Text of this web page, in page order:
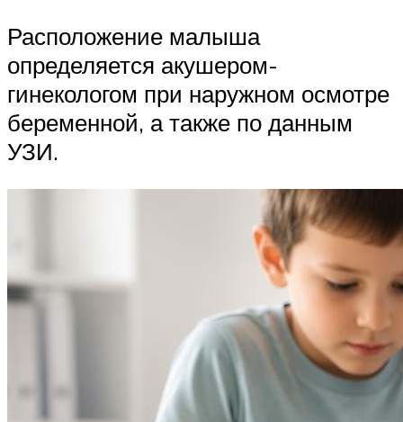
Расположение малыша
определяется акушером-
гинекологом при наружном осмотре
беременной, а также по данным
УЗИ.